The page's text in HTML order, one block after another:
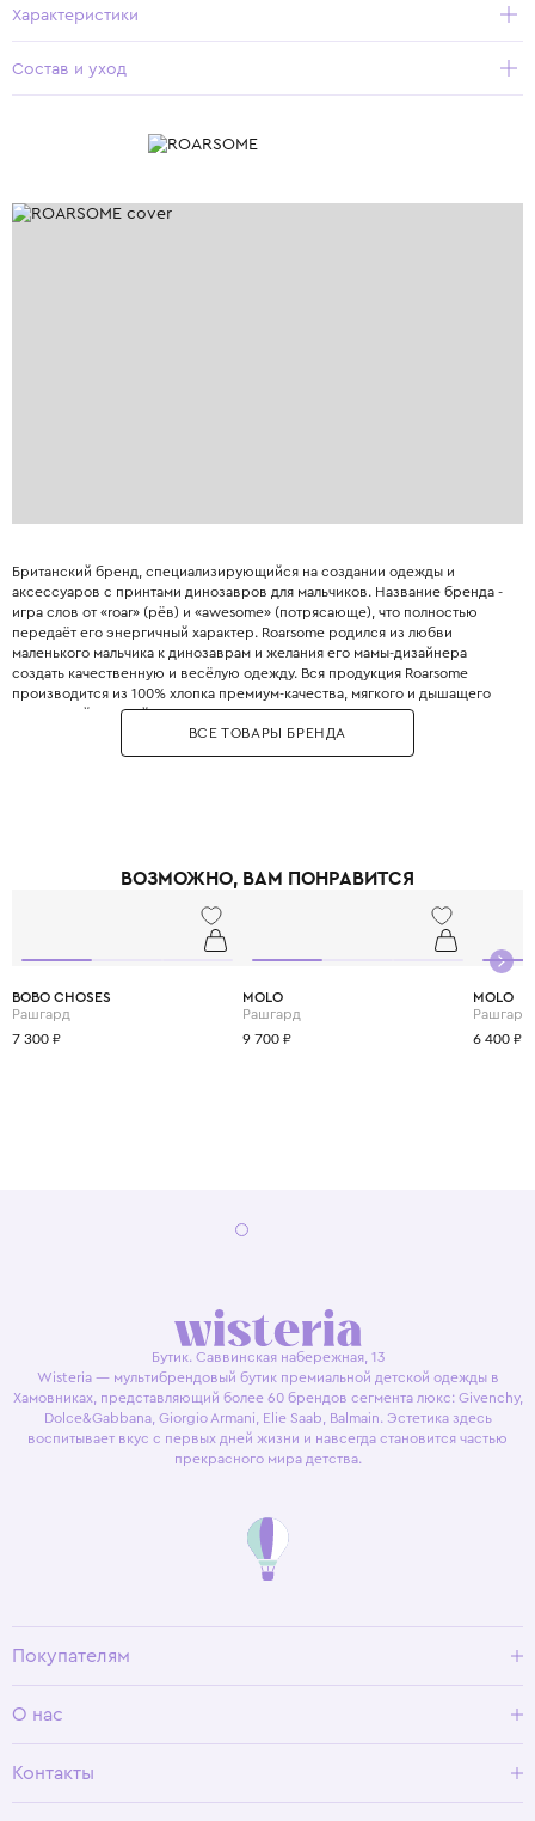
Характеристики
Состав и уход
Британский бренд, специализирующийся на создании одежды и
аксессуаров с принтами динозавров для мальчиков. Название бренда -
игра слов от «roar» (рёв) и «awesome» (потрясающе), что полностью
передаёт его энергичный характер. Roarsome родился из любви
маленького мальчика к динозаврам и желания его мамы-дизайнера
создать качественную и весёлую одежду. Вся продукция Roarsome
производится из 100% хлопка премиум-качества, мягкого и дышащего
для нежной детской кожи. Узоры на тканях создаются вручную
художниками бренда, что гарантирует уникальность и оригинальность
каждого принта. Особенность Roarsome - использование тактильных
ВСЕ ТОВАРЫ БРЕНДА
ВОЗМОЖНО, ВАМ ПОНРАВИТСЯ
BOBO CHOSES
Рашгард
7 300 ₽
MOLO
Рашгард
9 700 ₽
MOLO
Рашгард
6 400 ₽
Бутик. Саввинская набережная, 13
Wisteria — мультибрендовый бутик премиальной детской одежды в
Хамовниках, представляющий более 60 брендов сегмента люкс: Givenchy,
Dolce&Gabbana, Giorgio Armani, Elie Saab, Balmain. Эстетика здесь
воспитывает вкус с первых дней жизни и навсегда становится частью
прекрасного мира детства.
Покупателям
Условия возврата
О нас
Программа лояльности
Контакты